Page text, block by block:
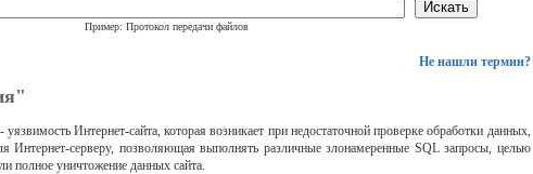
Пример: Протокол передачи файлов
Не нашли термин?
Интернет-сайта, которая возникает при недостаточной проверке обработки данных,
Интернет-серверу, позволяющая выполнять различные злонамеренные SQL запросы, целью
полное уничтожение данных сайта.